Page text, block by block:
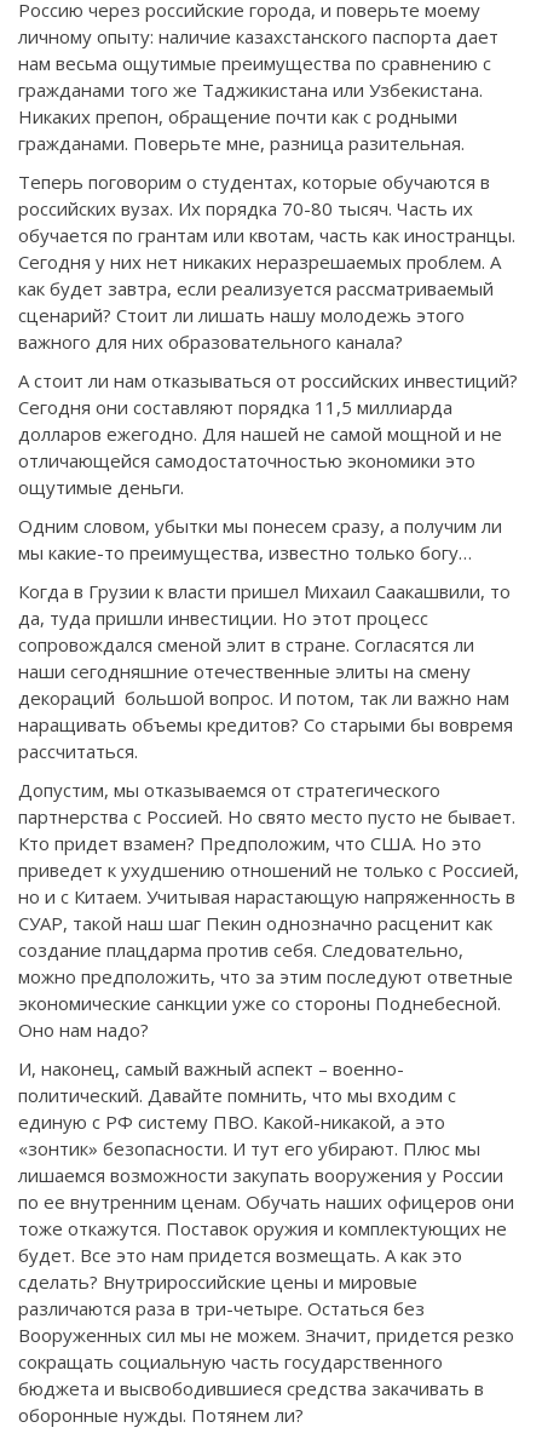
Россию через российские города, и поверьте моему
личному опыту: наличие казахстанского паспорта дает
нам весьма ощутимые преимущества по сравнению с
гражданами того же Таджикистана или Узбекистана.
Никаких препон, обращение почти как с родными
гражданами. Поверьте мне, разница разительная.
Теперь поговорим о студентах, которые обучаются в
российских вузах. Их порядка 70-80 тысяч. Часть их
обучается по грантам или квотам, часть как иностранцы.
Сегодня у них нет никаких неразрешаемых проблем. А
как будет завтра, если реализуется рассматриваемый
сценарий? Стоит ли лишать нашу молодежь этого
важного для них образовательного канала?
А стоит ли нам отказываться от российских инвестиций?
Сегодня они составляют порядка 11,5 миллиарда
долларов ежегодно. Для нашей не самой мощной и не
отличающейся самодостаточностью экономики это
ощутимые деньги.
Одним словом, убытки мы понесем сразу, а получим ли
мы какие-то преимущества, известно только богу…
Когда в Грузии к власти пришел Михаил Саакашвили, то
да, туда пришли инвестиции. Но этот процесс
сопровождался сменой элит в стране. Согласятся ли
наши сегодняшние отечественные элиты на смену
декораций большой вопрос. И потом, так ли важно нам
наращивать объемы кредитов? Со старыми бы вовремя
рассчитаться.
Допустим, мы отказываемся от стратегического
партнерства с Россией. Но свято место пусто не бывает.
Кто придет взамен? Предположим, что США. Но это
приведет к ухудшению отношений не только с Россией,
но и с Китаем. Учитывая нарастающую напряженность в
СУАР, такой наш шаг Пекин однозначно расценит как
создание плацдарма против себя. Следовательно,
можно предположить, что за этим последуют ответные
экономические санкции уже со стороны Поднебесной.
Оно нам надо?
И, наконец, самый важный аспект – военно-
политический. Давайте помнить, что мы входим с
единую с РФ систему ПВО. Какой-никакой, а это
«зонтик» безопасности. И тут его убирают. Плюс мы
лишаемся возможности закупать вооружения у России
по ее внутренним ценам. Обучать наших офицеров они
тоже откажутся. Поставок оружия и комплектующих не
будет. Все это нам придется возмещать. А как это
сделать? Внутрироссийские цены и мировые
различаются раза в три-четыре. Остаться без
Вооруженных сил мы не можем. Значит, придется резко
сокращать социальную часть государственного
бюджета и высвободившиеся средства закачивать в
оборонные нужды. Потянем ли?